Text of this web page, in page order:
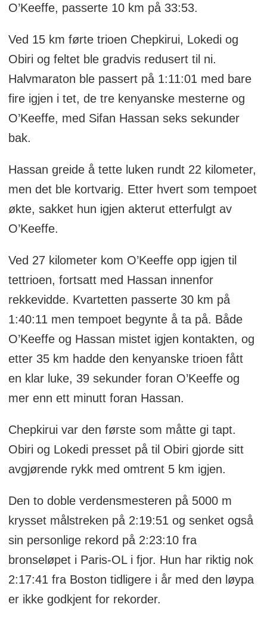
O’Keeffe, passerte 10 km på 33:53.
Ved 15 km førte trioen Chepkirui, Lokedi og
Obiri og feltet ble gradvis redusert til ni.
Halvmaraton ble passert på 1:11:01 med bare
fire igjen i tet, de tre kenyanske mesterne og
O’Keeffe, med Sifan Hassan seks sekunder
bak.
Hassan greide å tette luken rundt 22 kilometer,
men det ble kortvarig. Etter hvert som tempoet
økte, sakket hun igjen akterut etterfulgt av
O’Keeffe.
Ved 27 kilometer kom O’Keeffe opp igjen til
tettrioen, fortsatt med Hassan innenfor
rekkevidde. Kvartetten passerte 30 km på
1:40:11 men tempoet begynte å ta på. Både
O’Keeffe og Hassan mistet igjen kontakten, og
etter 35 km hadde den kenyanske trioen fått
en klar luke, 39 sekunder foran O’Keeffe og
mer enn ett minutt foran Hassan.
Chepkirui var den første som måtte gi tapt.
Obiri og Lokedi presset på til Obiri gjorde sitt
avgjørende rykk med omtrent 5 km igjen.
Den to doble verdensmesteren på 5000 m
krysset målstreken på 2:19:51 og senket også
sin personlige rekord på 2:23:10 fra
bronseløpet i Paris-OL i fjor. Hun har riktig nok
2:17:41 fra Boston tidligere i år med den løypa
er ikke godkjent for rekorder.